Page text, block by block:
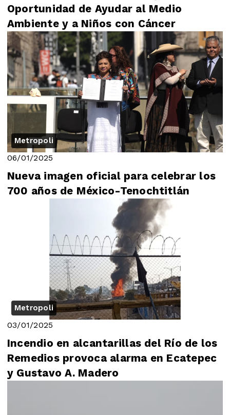
Oportunidad de Ayudar al Medio
Ambiente y a Niños con Cáncer
Metropoli
06/01/2025
Nueva imagen oficial para celebrar los
700 años de México-Tenochtitlán
Metropoli
03/01/2025
Incendio en alcantarillas del Río de los
Remedios provoca alarma en Ecatepec
y Gustavo A. Madero